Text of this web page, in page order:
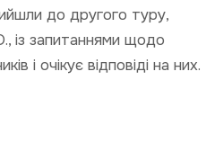
до другого туру,
із запитаннями щодо
і очікує відповіді на них.